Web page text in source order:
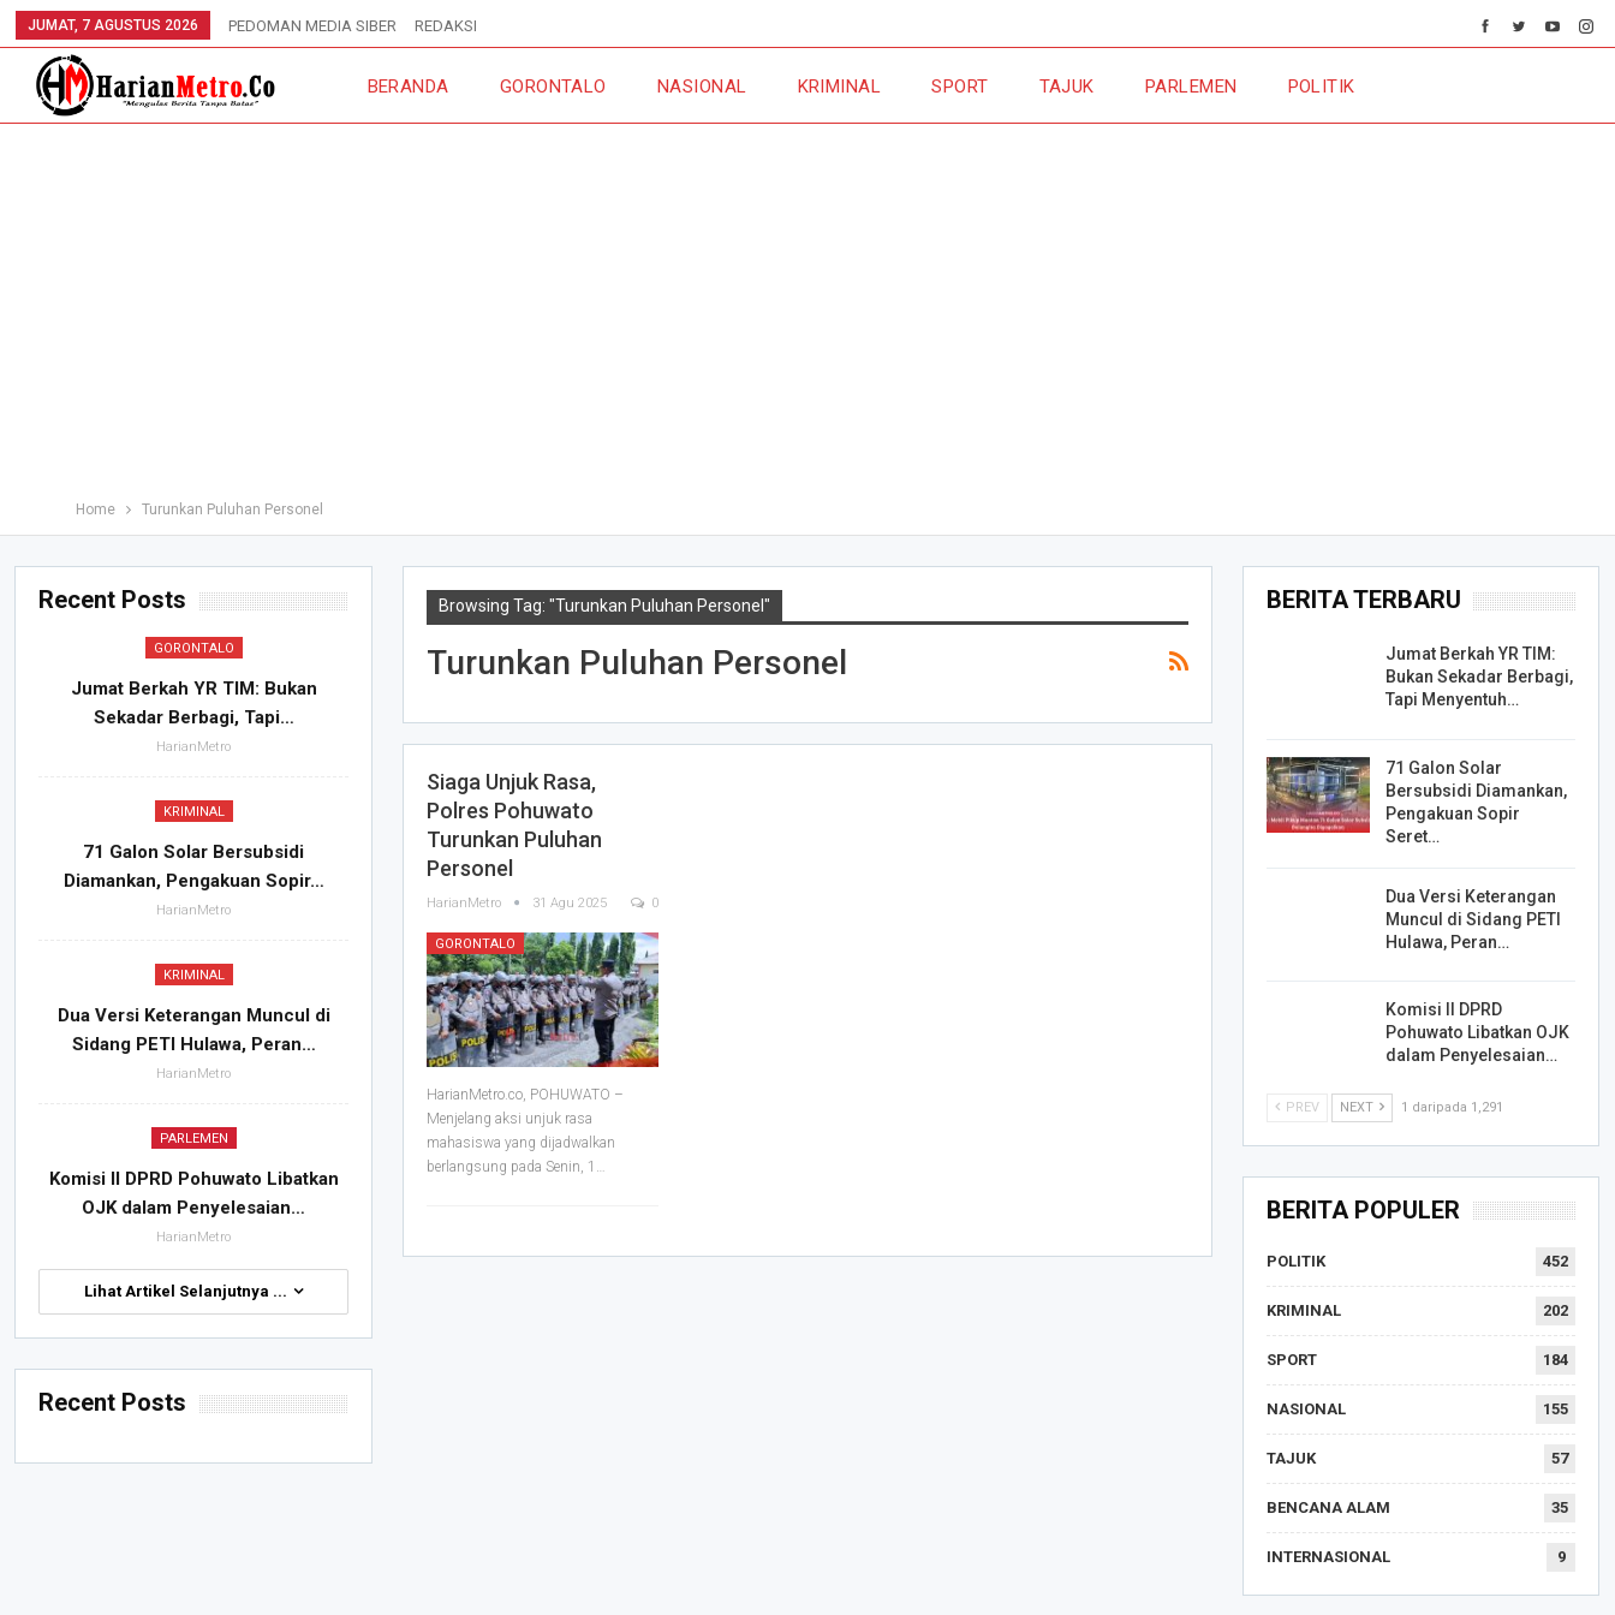
JUMAT, 7 AGUSTUS 2026 PEDOMAN MEDIA SIBER REDAKSI
BERANDA GORONTALO NASIONAL KRIMINAL SPORT TAJUK PARLEMEN POLITIK
Home Turunkan Puluhan Personel
Browsing Tag: "Turunkan Puluhan Personel"
Turunkan Puluhan Personel
Siaga Unjuk Rasa,
Polres Pohuwato
Turunkan Puluhan
Personel
HarianMetro 31 Agu 2025 0
GORONTALO
HarianMetro.co, POHUWATO –
Menjelang aksi unjuk rasa
mahasiswa yang dijadwalkan
berlangsung pada Senin, 1
BERITA TERBARU
Jumat Berkah YR TIM:
Bukan Sekadar Berbagi,
Tapi Menyentuh…
71 Galon Solar
Bersubsidi Diamankan,
Pengakuan Sopir
Seret…
Dua Versi Keterangan
Muncul di Sidang PETI
Hulawa, Peran…
Komisi II DPRD
Pohuwato Libatkan OJK
dalam Penyelesaian…
PREV NEXT 1 daripada 1,291
BERITA POPULER
POLITIK 452
KRIMINAL 202
SPORT 184
NASIONAL 155
TAJUK 57
BENCANA ALAM 35
INTERNASIONAL 9
Recent Posts
GORONTALO
Jumat Berkah YR TIM: Bukan
Sekadar Berbagi, Tapi…
HarianMetro
KRIMINAL
71 Galon Solar Bersubsidi
Diamankan, Pengakuan Sopir…
HarianMetro
KRIMINAL
Dua Versi Keterangan Muncul di
Sidang PETI Hulawa, Peran…
HarianMetro
PARLEMEN
Komisi II DPRD Pohuwato Libatkan
OJK dalam Penyelesaian…
HarianMetro
Lihat Artikel Selanjutnya ...
Recent Posts